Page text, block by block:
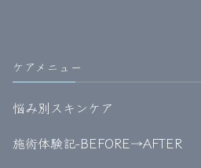
ケアメニュー
悩み別スキンケア
施術体験記-BEFORE→AFTER